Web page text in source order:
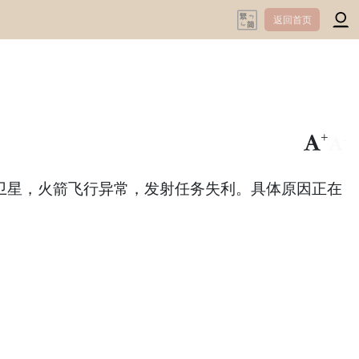
返回首页
+
，火箭飞行异常，发射任务失利。具体原因正在